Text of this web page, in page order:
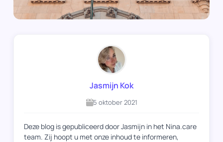
Jasmijn Kok
5 oktober 2021
Deze blog is gepubliceerd door Jasmijn in het Nina.care
team. Zij hoopt u met onze inhoud te informeren,